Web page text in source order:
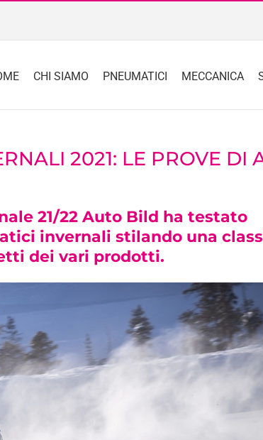
CHI SIAMO PNEUMATICI MECCANICA
2021: LE PROVE DI
21/22 Auto Bild ha testato
invernali stilando una
dei vari prodotti.